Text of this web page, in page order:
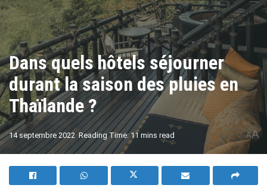
Dans quels hôtels séjourner
durant la saison des pluies en
Thaïlande ?
14 septembre 2022 Reading Time: 11 mins read AA